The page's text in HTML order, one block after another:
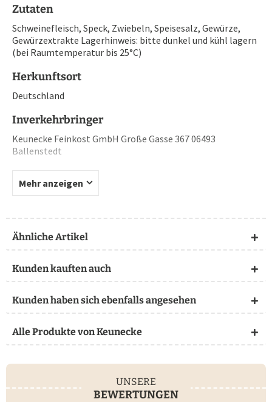
Zutaten
Schweinefleisch, Speck, Zwiebeln, Speisesalz, Gewürze,
Gewürzextrakte Lagerhinweis: bitte dunkel und kühl lagern
(bei Raumtemperatur bis 25°C)
Herkunftsort
Deutschland
Inverkehrbringer
Keunecke Feinkost GmbH Große Gasse 367 06493
Ballenstedt
Mehr anzeigen
Ähnliche Artikel
Kunden kauften auch
Kunden haben sich ebenfalls angesehen
Alle Produkte von Keunecke
UNSERE
BEWERTUNGEN